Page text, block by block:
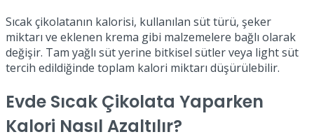
Sıcak çikolatanın kalorisi, kullanılan süt türü, şeker
miktarı ve eklenen krema gibi malzemelere bağlı olarak
değişir. Tam yağlı süt yerine bitkisel sütler veya light süt
tercih edildiğinde toplam kalori miktarı düşürülebilir.
Evde Sıcak Çikolata Yaparken
Kalori Nasıl Azaltılır?